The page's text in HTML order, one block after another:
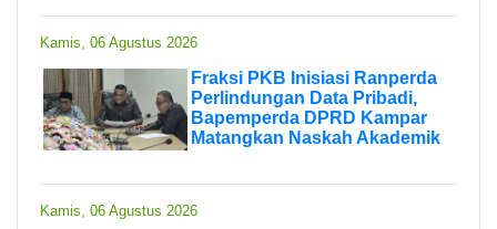
Kamis, 06 Agustus 2026
Fraksi PKB Inisiasi Ranperda
Perlindungan Data Pribadi,
Bapemperda DPRD Kampar
Matangkan Naskah Akademik
Kamis, 06 Agustus 2026